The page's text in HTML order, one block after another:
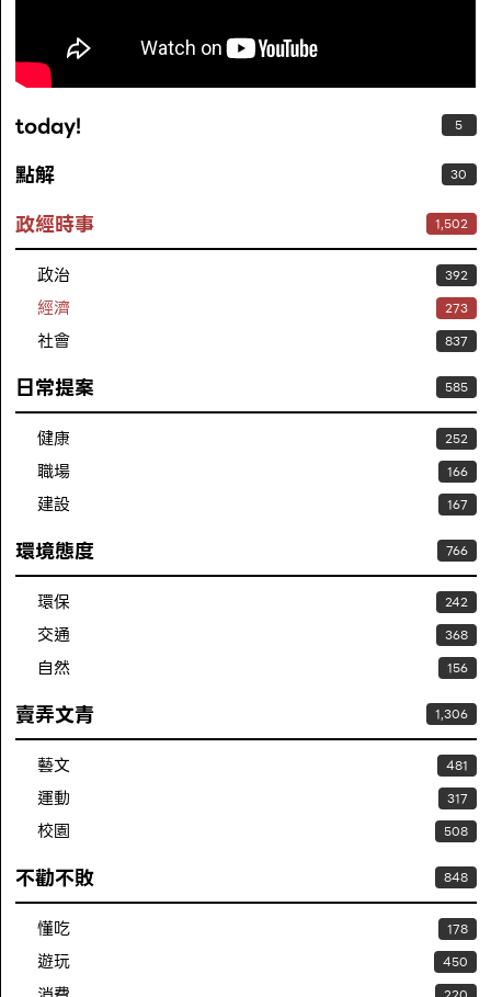
today! 5
點解 30
政經時事 1,502
政治 392
經濟 273
社會 837
日常提案 585
健康 252
職場 166
建設 167
環境態度 766
環保 242
交通 368
自然 156
賣弄文青 1,306
藝文 481
運動 317
校園 508
不勸不敗 848
懂吃 178
遊玩 450